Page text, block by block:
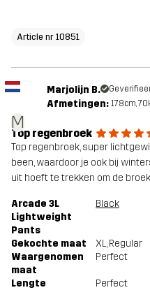
Article nr 10851
M
Marjolijn B.
Afmetingen: 178cm,
Top regenbroek
Top regenbroek, super
been, waardoor je ook bij
uit hoeft te trekken om de
Arcade 3L
Lightweight
Pants
Black
Gekochte maat XL, Regular
Waargenomen
maat
Perfect
Lengte Perfect